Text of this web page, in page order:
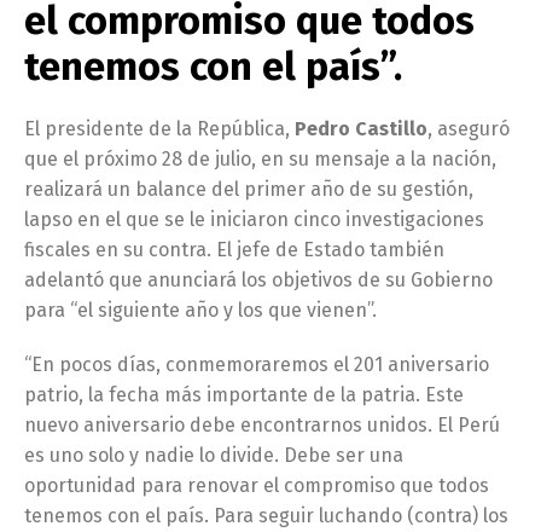
el compromiso que todos
tenemos con el país”.
El presidente de la República, Pedro Castillo, aseguró
que el próximo 28 de julio, en su mensaje a la nación,
realizará un balance del primer año de su gestión,
lapso en el que se le iniciaron cinco investigaciones
fiscales en su contra. El jefe de Estado también
adelantó que anunciará los objetivos de su Gobierno
para “el siguiente año y los que vienen”.
“En pocos días, conmemoraremos el 201 aniversario
patrio, la fecha más importante de la patria. Este
nuevo aniversario debe encontrarnos unidos. El Perú
es uno solo y nadie lo divide. Debe ser una
oportunidad para renovar el compromiso que todos
tenemos con el país. Para seguir luchando (contra) los